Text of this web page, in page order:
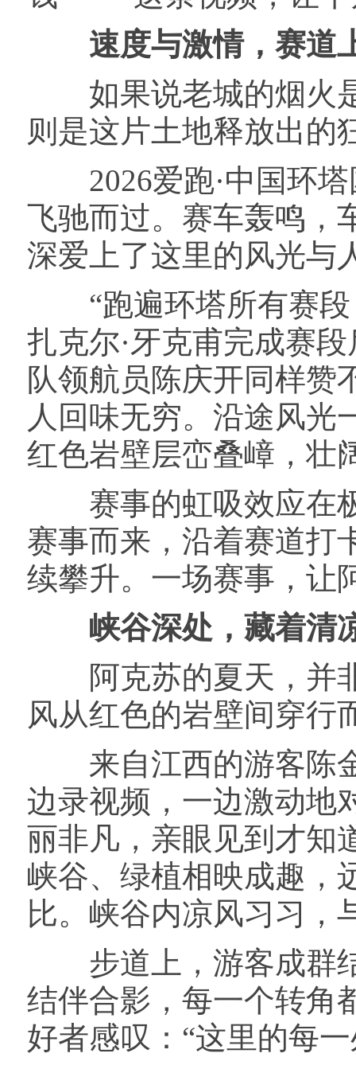
速度与激情，赛道
如果说老城的烟火是
则是这片土地释放出的
2026爱跑·中国环塔
飞驰而过。赛车轰鸣，
深爱上了这里的风光与
“跑遍环塔所有赛段
扎克尔·牙克甫完成赛
队领航员陈庆开同样赞
人回味无穷。沿途风光
红色岩壁层峦叠嶂，壮
赛事的虹吸效应在极
赛事而来，沿着赛道打
续攀升。一场赛事，让
峡谷深处，藏着清
阿克苏的夏天，并非
风从红色的岩壁间穿行
来自江西的游客陈金
边录视频，一边激动地
丽非凡，亲眼见到才知
峡谷、绿植相映成趣，
比。峡谷内凉风习习，
步道上，游客成群结
结伴合影，每一个转角
好者感叹：“这里的每